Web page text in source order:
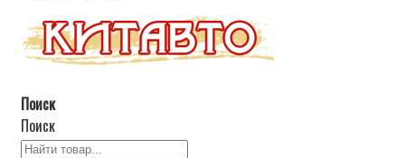
Поиск
Поиск